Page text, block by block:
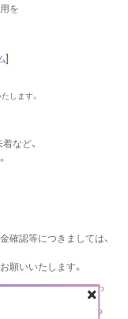
×
を
]
します。
など、
確認等につきましては、
願いいたします。
する講習に関するお問い合わ
様の講習・更新手続きにつ